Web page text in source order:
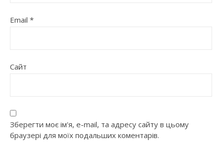
Email *
Сайт
Зберегти моє ім'я, e-mail, та адресу сайту в цьому
браузері для моїх подальших коментарів.